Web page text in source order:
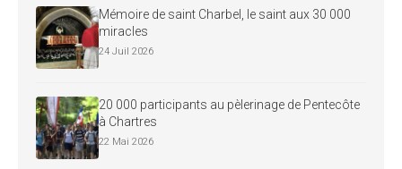
Mémoire de saint Charbel, le saint aux 30 000
miracles
24 Juil 2026
20 000 participants au pèlerinage de Pentecôte
à Chartres
22 Mai 2026